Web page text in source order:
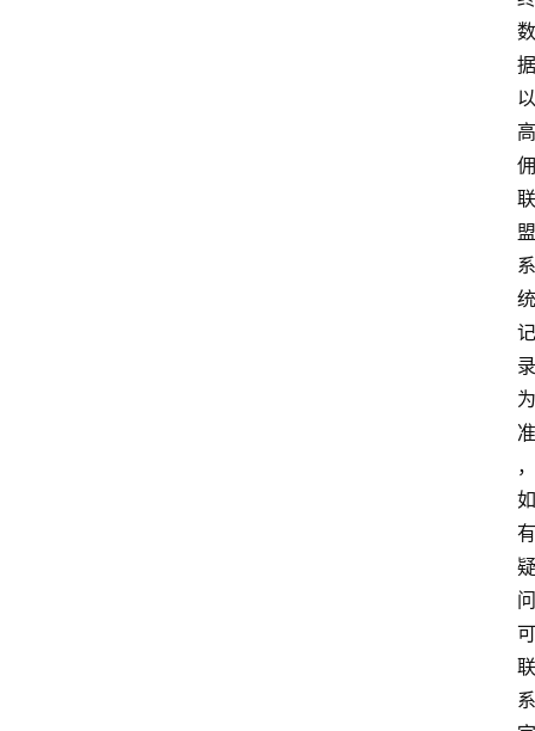
数
据
以
高
佣
联
盟
系
统
记
录
为
准
，
如
有
疑
问
可
联
系